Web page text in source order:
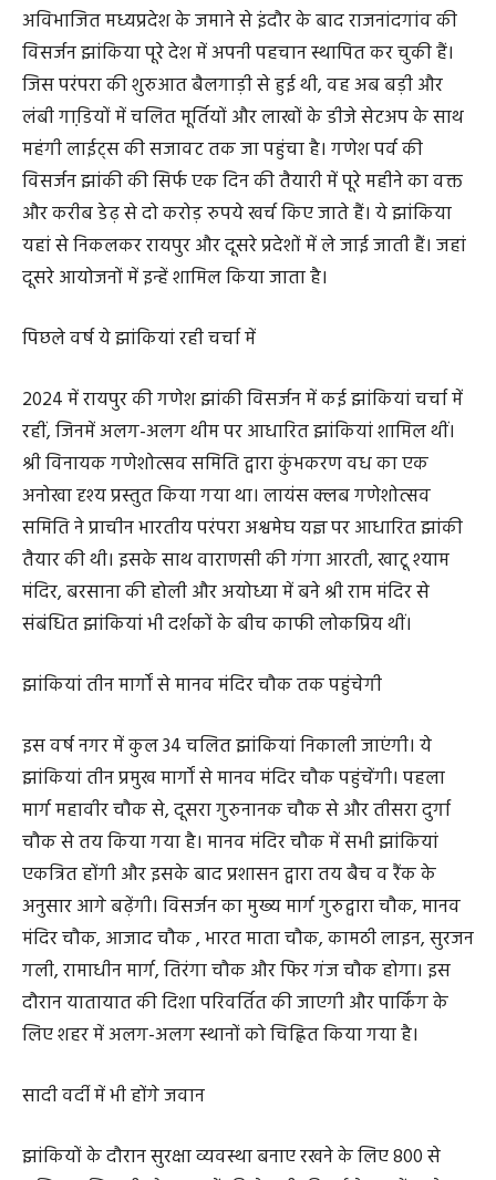
बैलगाड़ी में निकली थी पहली झांकी
अविभाजित मध्यप्रदेश के जमाने से इंदौर के बाद राजनांदगांव की
विसर्जन झांकिया पूरे देश में अपनी पहचान स्थापित कर चुकी हैं।
जिस परंपरा की शुरुआत बैलगाड़ी से हुई थी, वह अब बड़ी और
लंबी गाडि़यों में चलित मूर्तियों और लाखों के डीजे सेटअप के साथ
महंगी लाईट्स की सजावट तक जा पहुंचा है। गणेश पर्व की
विसर्जन झांकी की सिर्फ एक दिन की तैयारी में पूरे महीने का वक्त
और करीब डेढ़ से दो करोड़ रुपये खर्च किए जाते हैं। ये झांकिया
यहां से निकलकर रायपुर और दूसरे प्रदेशों में ले जाई जाती हैं। जहां
पिछले वर्ष ये झांकियां रही चर्चा में
2024 में रायपुर की गणेश झांकी विसर्जन में कई झांकियां चर्चा में
रहीं, जिनमें अलग-अलग थीम पर आधारित झांकियां शामिल थीं।
श्री विनायक गणेशोत्सव समिति द्वारा कुंभकरण वध का एक
अनोखा दृश्य प्रस्तुत किया गया था। लायंस क्लब गणेशोत्सव
समिति ने प्राचीन भारतीय परंपरा अश्वमेघ यज्ञ पर आधारित झांकी
तैयार की थी। इसके साथ वाराणसी की गंगा आरती, खाटू श्याम
मंदिर, बरसाना की होली और अयोध्या में बने श्री राम मंदिर से
संबंधित झांकियां भी दर्शकों के बीच काफी लोकप्रिय थीं।
झांकियां तीन मार्गों से मानव मंदिर चौक तक पहुंचेगी
इस वर्ष नगर में कुल 34 चलित झांकियां निकाली जाएंगी। ये
झांकियां तीन प्रमुख मार्गों से मानव मंदिर चौक पहुंचेंगी। पहला
मार्ग महावीर चौक से, दूसरा गुरुनानक चौक से और तीसरा दुर्गा
चौक से तय किया गया है। मानव मंदिर चौक में सभी झांकियां
एकत्रित होंगी और इसके बाद प्रशासन द्वारा तय बैच व रैंक के
अनुसार आगे बढ़ेंगी। विसर्जन का मुख्य मार्ग गुरुद्वारा चौक, मानव
मंदिर चौक, आजाद चौक , भारत माता चौक, कामठी लाइन, सुरजन
गली, रामाधीन मार्ग, तिरंगा चौक और फिर गंज चौक होगा। इस
दौरान यातायात की दिशा परिवर्तित की जाएगी और पार्किंग के